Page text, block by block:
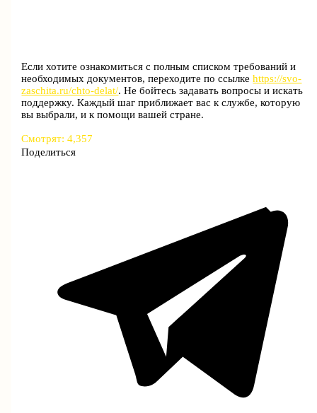
Если хотите ознакомиться с полным списком требований и
необходимых документов, переходите по ссылкеhttps://svo-
zaschita.ru/chto-delat/. Не бойтесь задавать вопросы и искать
поддержку. Каждый шаг приближает вас к службе, которую
вы выбрали, и к помощи вашей стране.
Смотрят: 4,357
Поделиться